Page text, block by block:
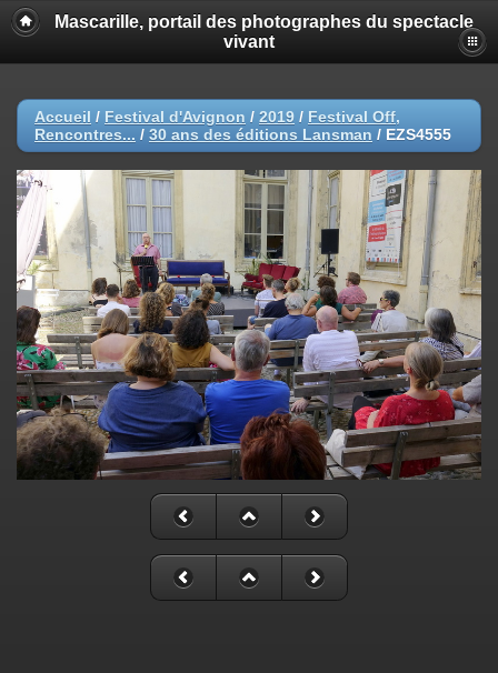
Mascarille, portail des photographes du spectacle
vivant
Accueil / Festival d'Avignon / 2019 / Festival Off,
Rencontres... / 30 ans des éditions Lansman / EZS4555